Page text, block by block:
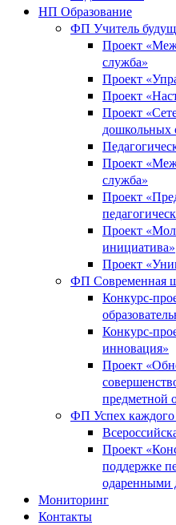
НП Образование
ФП Учитель
Проект
служба»
Проект
Проект
Проект
дошкольных
Проект
служба»
Проект
Проект
инициатива»
Проект
ФП Современная
Конкурс-
Конкурс-
инновация»
Проект
предметной
ФП Успех каждого
Проект
поддержке
одаренными
Мониторинг
Контакты